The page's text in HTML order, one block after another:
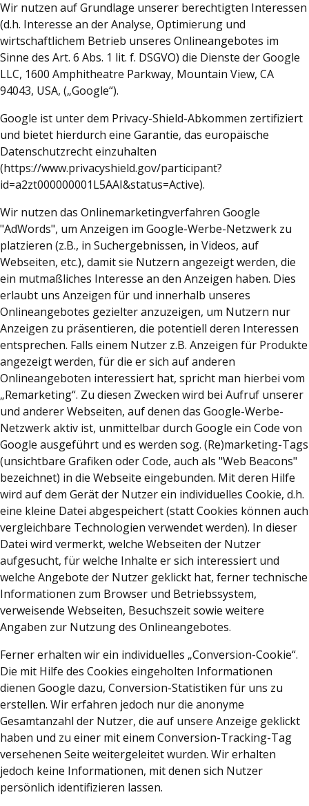
Wir nutzen auf Grundlage unserer berechtigten Interessen
(d.h. Interesse an der Analyse, Optimierung und
wirtschaftlichem Betrieb unseres Onlineangebotes im
Sinne des Art. 6 Abs. 1 lit. f. DSGVO) die Dienste der Google
LLC, 1600 Amphitheatre Parkway, Mountain View, CA
94043, USA, („Google“).
Google ist unter dem Privacy-Shield-Abkommen zertifiziert
und bietet hierdurch eine Garantie, das europäische
Datenschutzrecht einzuhalten
(https://www.privacyshield.gov/participant?
id=a2zt000000001L5AAI&status=Active).
Wir nutzen das Onlinemarketingverfahren Google
"AdWords", um Anzeigen im Google-Werbe-Netzwerk zu
platzieren (z.B., in Suchergebnissen, in Videos, auf
Webseiten, etc.), damit sie Nutzern angezeigt werden, die
ein mutmaßliches Interesse an den Anzeigen haben. Dies
erlaubt uns Anzeigen für und innerhalb unseres
Onlineangebotes gezielter anzuzeigen, um Nutzern nur
Anzeigen zu präsentieren, die potentiell deren Interessen
entsprechen. Falls einem Nutzer z.B. Anzeigen für Produkte
angezeigt werden, für die er sich auf anderen
Onlineangeboten interessiert hat, spricht man hierbei vom
„Remarketing“. Zu diesen Zwecken wird bei Aufruf unserer
und anderer Webseiten, auf denen das Google-Werbe-
Netzwerk aktiv ist, unmittelbar durch Google ein Code von
Google ausgeführt und es werden sog. (Re)marketing-Tags
(unsichtbare Grafiken oder Code, auch als "Web Beacons"
bezeichnet) in die Webseite eingebunden. Mit deren Hilfe
wird auf dem Gerät der Nutzer ein individuelles Cookie, d.h.
eine kleine Datei abgespeichert (statt Cookies können auch
vergleichbare Technologien verwendet werden). In dieser
Datei wird vermerkt, welche Webseiten der Nutzer
aufgesucht, für welche Inhalte er sich interessiert und
welche Angebote der Nutzer geklickt hat, ferner technische
Informationen zum Browser und Betriebssystem,
verweisende Webseiten, Besuchszeit sowie weitere
Angaben zur Nutzung des Onlineangebotes.
Ferner erhalten wir ein individuelles „Conversion-Cookie“.
Die mit Hilfe des Cookies eingeholten Informationen
dienen Google dazu, Conversion-Statistiken für uns zu
erstellen. Wir erfahren jedoch nur die anonyme
Gesamtanzahl der Nutzer, die auf unsere Anzeige geklickt
haben und zu einer mit einem Conversion-Tracking-Tag
versehenen Seite weitergeleitet wurden. Wir erhalten
jedoch keine Informationen, mit denen sich Nutzer
persönlich identifizieren lassen.